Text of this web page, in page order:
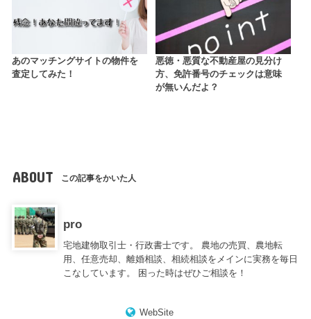
あのマッチングサイトの物件を
査定してみた！
悪徳・悪質な不動産屋の見分け
方、免許番号のチェックは意味
が無いんだよ？
ABOUT この記事をかいた人
pro
宅地建物取引士・行政書士です。 農地の売買、農地転
用、任意売却、離婚相談、相続相談をメインに実務を毎日
こなしています。 困った時はぜひご相談を！
WebSite